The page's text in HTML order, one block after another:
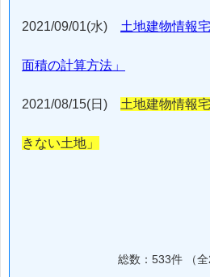
2021/09/01(水) 土地建物情報
面積の計算方法」
2021/08/15(日) 土地建物情報
きない土地」
総数：533件 （全